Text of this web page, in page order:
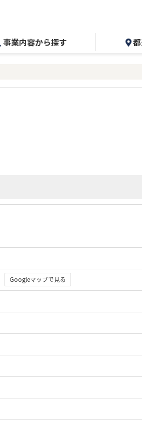
事業内容から探す
Googleマップで見る